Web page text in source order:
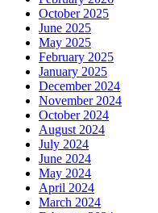
October 2025
June 2025
May 2025
February 2025
January 2025
December 2024
November 2024
October 2024
August 2024
July 2024
June 2024
May 2024
April 2024
March 2024